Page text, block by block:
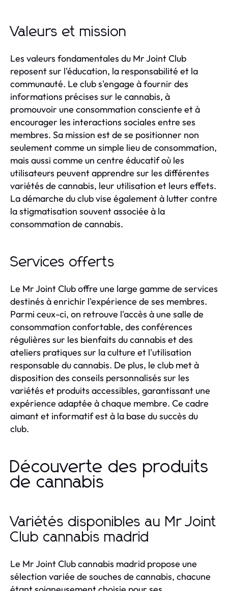
Valeurs et mission
Les valeurs fondamentales du Mr Joint Club
reposent sur l'éducation, la responsabilité et la
communauté. Le club s'engage à fournir des
informations précises sur le cannabis, à
promouvoir une consommation consciente et à
encourager les interactions sociales entre ses
membres. Sa mission est de se positionner non
seulement comme un simple lieu de consommation,
mais aussi comme un centre éducatif où les
utilisateurs peuvent apprendre sur les différentes
variétés de cannabis, leur utilisation et leurs effets.
La démarche du club vise également à lutter contre
la stigmatisation souvent associée à la
consommation de cannabis.
Services offerts
Le Mr Joint Club offre une large gamme de services
destinés à enrichir l'expérience de ses membres.
Parmi ceux-ci, on retrouve l'accès à une salle de
consommation confortable, des conférences
régulières sur les bienfaits du cannabis et des
ateliers pratiques sur la culture et l'utilisation
responsable du cannabis. De plus, le club met à
disposition des conseils personnalisés sur les
variétés et produits accessibles, garantissant une
expérience adaptée à chaque membre. Ce cadre
aimant et informatif est à la base du succès du
club.
Découverte des produits
de cannabis
Variétés disponibles au Mr Joint
Club cannabis madrid
Le Mr Joint Club cannabis madrid propose une
sélection variée de souches de cannabis, chacune